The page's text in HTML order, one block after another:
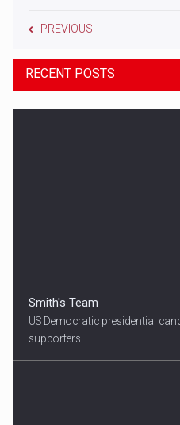
PREVIOUS
RECENT POSTS
Smith's Team
US Democratic presidential
supporters...